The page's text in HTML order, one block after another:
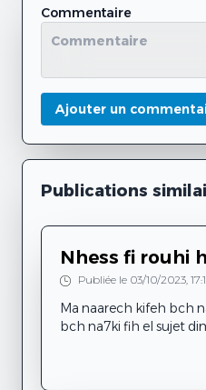
Commentaire
Ajouter un
Publications
Nhess fi rouhi
Publiée le 03/10/2023,
Ma naarech kifeh bch
bch na7ki fih el sujet
fih bini w bin rouhi
Behi 7keyti : ena tofla